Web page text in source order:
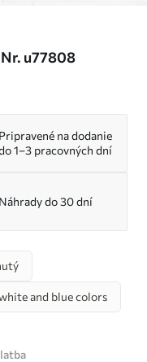
u77808
Pripravené na dodanie
1–3 pracovných dní
Náhrady do 30 dní
and blue colors